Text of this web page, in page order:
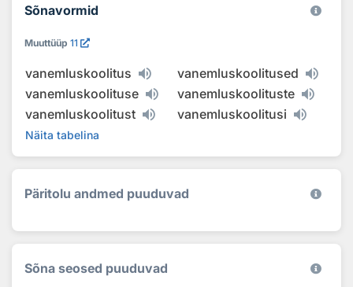
Sõnavormid
Muuttüüp 11
vanemluskoolitus
vanemluskoolitused
vanemluskoolituse
vanemluskoolituste
vanemluskoolitust
vanemluskoolitusi
Näita tabelina
Päritolu andmed puuduvad
Sõna seosed puuduvad